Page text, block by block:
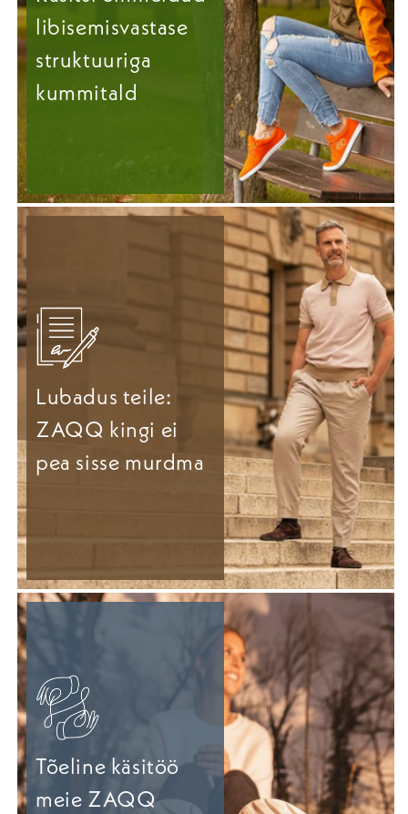
libisemisvastase
struktuuriga
kummitald
Lubadus teile:
ZAQQ kingi ei
pea sisse murdma
Tõeline käsitöö
meie ZAQQ